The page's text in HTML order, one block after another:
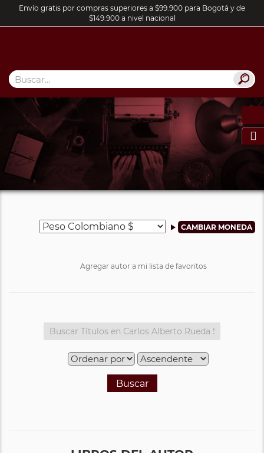
Envío gratis por compras superiores a $99.900 para Bogotá y de
$149.900 a nivel nacional

Agregar autor a mi lista de favoritos
Buscar